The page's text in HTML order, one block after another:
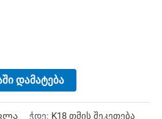
დამატება
ჭდე: K18 თმის შეკეთება